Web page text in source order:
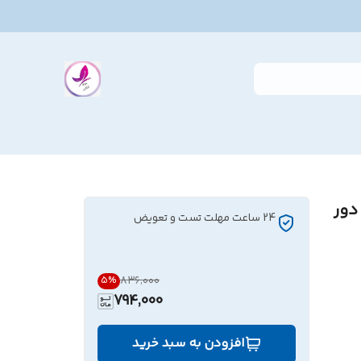
24 ساعت مهلت تست و تعویض
۸۳۶٬۰۰۰ 5%
794,000
افزودن به سبد خرید